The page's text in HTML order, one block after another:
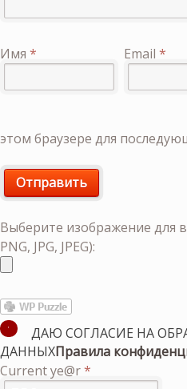
Имя * Email *
этом браузере для
Выберите изображение для
PNG, JPG, JPEG):
ДАЮ СОГЛАСИЕ НА
ДАННЫХПравила
Current ye@r*